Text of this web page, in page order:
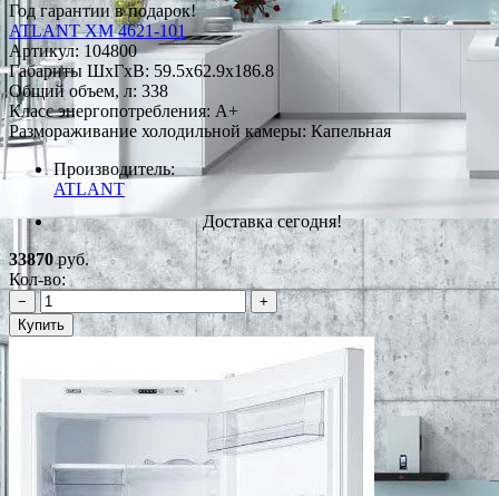
Год гарантии в подарок!
ATLANT ХМ 4621-101
Артикул: 104800
Габариты ШxГxВ: 59.5x62.9x186.8
Общий объем, л: 338
Класс энергопотребления: A+
Размораживание холодильной камеры: Капельная
Производитель:
ATLANT
Доставка сегодня!
33870руб.
Кол-во:
−
+
Купить